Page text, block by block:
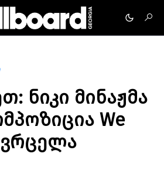
ნიკი მინაჟმა
We